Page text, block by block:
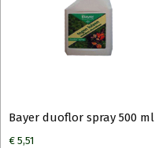
Bayer duoflor spray 500 ml
€ 5,51